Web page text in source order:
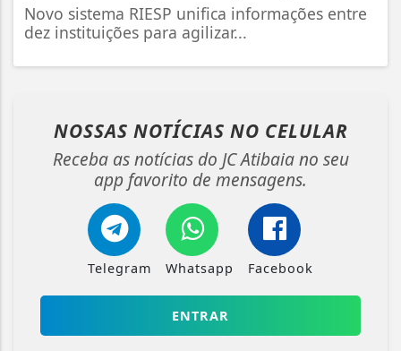
Novo sistema RIESP unifica informações entre
dez instituições para agilizar...
NOSSAS NOTÍCIAS NO CELULAR
Receba as notícias do JC Atibaia no seu
app favorito de mensagens.
Telegram Whatsapp Facebook
ENTRAR